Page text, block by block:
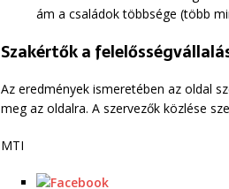
ám a családok többsége (több
Szakértők a
Az eredmények ismeretében az oldal
meg az oldalra. A szervezők közlése
MTI